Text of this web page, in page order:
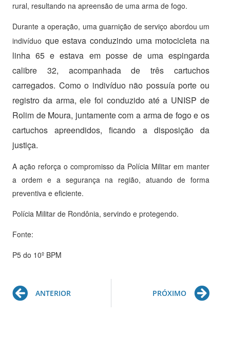
rural, resultando na apreensão de uma arma de fogo.
Durante a operação, uma guarnição de serviço abordou um
indivíduo que estava conduzindo uma motocicleta na
linha 65 e estava em posse deuma espingarda
calibre 32, acompanhada de três cartuchos
carregados. Como o indivíduo não possuía porte ou
registro da arma, ele foi conduzido até a UNISP de
Rolim de Moura, juntamente com a arma de fogo e os
cartuchos apreendidos, ficando a disposição da
justiça.
A ação reforça o compromisso da Polícia Militar em manter
a ordem e a segurança na região, atuando de forma
preventiva e eficiente.
Polícia Militar de Rondônia, servindo e protegendo.
Fonte:
P5 do 10º BPM
Prev
ANTERIOR PRÓXIMO